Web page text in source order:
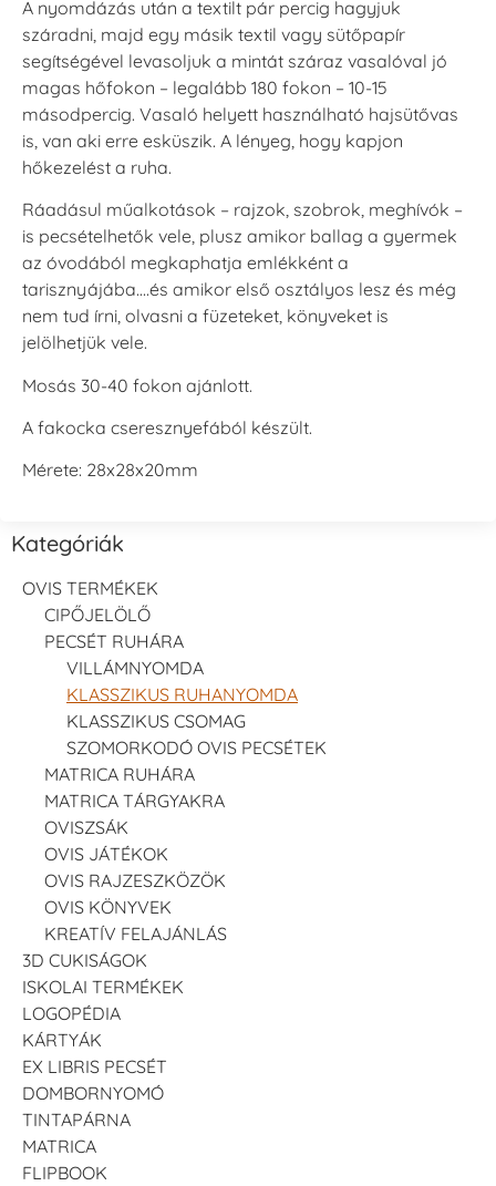
A nyomdázás után a textilt pár percig hagyjuk
száradni, majd egy másik textil vagy sütőpapír
segítségével levasoljuk a mintát száraz vasalóval jó
magas hőfokon – legalább 180 fokon – 10-15
másodpercig. Vasaló helyett használható hajsütővas
is, van aki erre esküszik. A lényeg, hogy kapjon
hőkezelést a ruha.
Ráadásul műalkotások – rajzok, szobrok, meghívók –
is pecsételhetők vele, plusz amikor ballag a gyermek
az óvodából megkaphatja emlékként a
tarisznyájába….és amikor első osztályos lesz és még
nem tud írni, olvasni a füzeteket, könyveket is
jelölhetjük vele.
Mosás 30-40 fokon ajánlott.
A fakocka cseresznyefából készült.
Mérete: 28x28x20mm
Kategóriák
OVIS TERMÉKEK
CIPŐJELÖLŐ
PECSÉT RUHÁRA
VILLÁMNYOMDA
KLASSZIKUS RUHANYOMDA
KLASSZIKUS CSOMAG
SZOMORKODÓ OVIS PECSÉTEK
MATRICA RUHÁRA
MATRICA TÁRGYAKRA
OVISZSÁK
OVIS JÁTÉKOK
OVIS RAJZESZKÖZÖK
OVIS KÖNYVEK
KREATÍV FELAJÁNLÁS
3D CUKISÁGOK
ISKOLAI TERMÉKEK
LOGOPÉDIA
KÁRTYÁK
EX LIBRIS PECSÉT
DOMBORNYOMÓ
TINTAPÁRNA
MATRICA
FLIPBOOK